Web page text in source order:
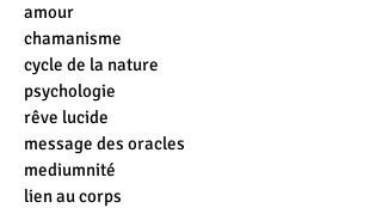
amour
chamanisme
cycle de la nature
psychologie
rêve lucide
message des oracles
mediumnité
lien au corps